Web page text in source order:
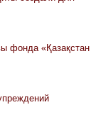
фонда «Қазақстан